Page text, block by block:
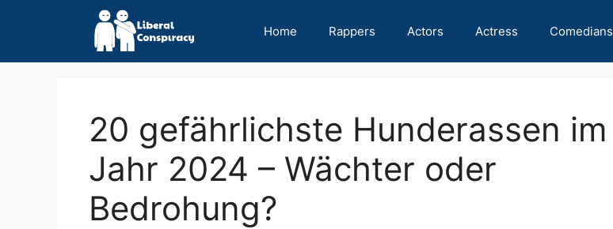
Home Rappers Actors Actress Comedians
20 gefährlichste Hunderassen im
Jahr 2024 – Wächter oder
Bedrohung?